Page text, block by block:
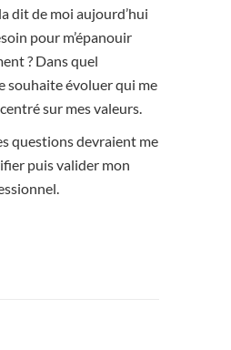
dit de moi aujourd’hui
pour m’épanouir
? Dans quel
souhaite évoluer qui me
sur mes valeurs.
questions devraient me
puis valider mon